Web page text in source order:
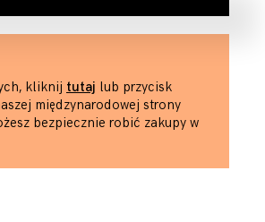
kliknij tutaj lub przycisk
międzynarodowej strony
bezpiecznie robić zakupy w